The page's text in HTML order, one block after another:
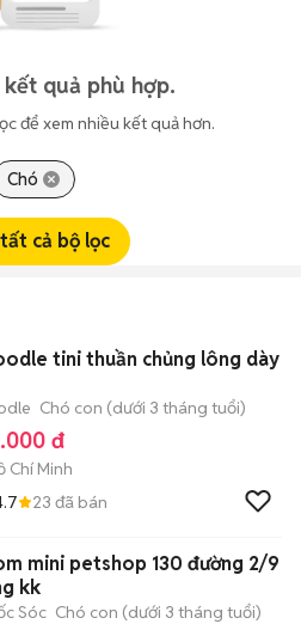
kết quả phù hợp.
để xem nhiều kết quả hơn.
Chó
cả bộ lọc
tini thuần chủng lông dày
Chó con (dưới 3 tháng tuổi)
đ
Chí Minh
23 đã bán
mini petshop 130 đường 2/9
kk
Sóc Chó con (dưới 3 tháng tuổi)